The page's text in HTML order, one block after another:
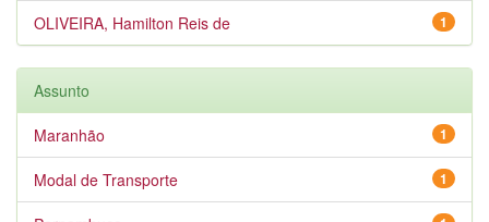
1
OLIVEIRA, Hamilton Reis de
Assunto
1
Maranhão
1
Modal de Transporte